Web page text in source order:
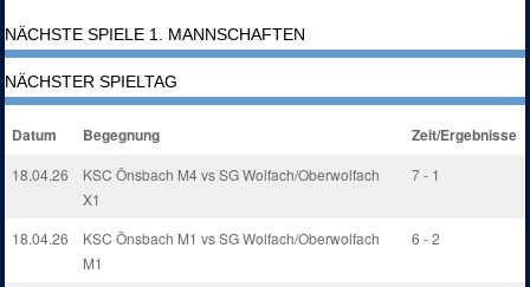
NÄCHSTE SPIELE 1. MANNSCHAFTEN
NÄCHSTER SPIELTAG
Datum Begegnung Zeit/Ergebnisse
18.04.26
KSC Önsbach M4 vs SG Wolfach/Oberwolfach
X1
7 - 1
18.04.26
KSC Önsbach M1 vs SG Wolfach/Oberwolfach
M1
6 - 2